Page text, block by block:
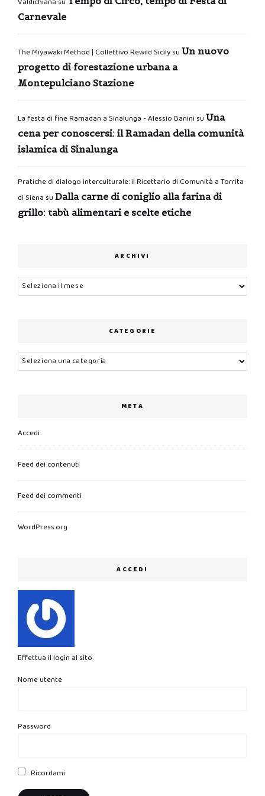
Carnevale
The Miyawaki Method | Collettivo Rewild Sicilysu Un nuovo
progetto di forestazione urbana a
Montepulciano Stazione
La festa di fine Ramadan a Sinalunga - Alessio Banini su Una
cena per conoscersi: il Ramadan della comunità
islamica di Sinalunga
Pratiche di dialogo interculturale: il Ricettario di Comunità a Torrita
di Siena su Dalla carne di coniglio alla farina di
grillo: tabù alimentari e scelte etiche
ARCHIVI
Archivi
CATEGORIE
Categorie
META
Accedi
Feed dei contenuti
Feed dei commenti
WordPress.org
ACCEDI
Effettua il login al sito.
Nome utente
Password
Ricordami